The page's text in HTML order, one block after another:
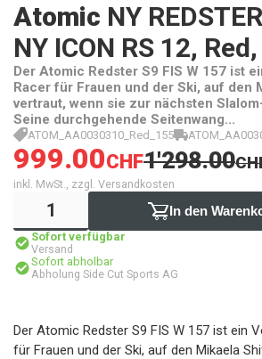
Atomic NY
NY ICON RS 12,
Der Atomic Redster S9 FIS W 157 ist
Racer für Frauen und der Ski, auf den
vertraut, wenn sie zur nächsten
Seine durchgehende Seitenwang...
ATOM_AA0030310_Red_155
999.00CHF1'298.00
inkl. MwSt., zzgl. Versandkosten
In den
Sofort verfügbar
Versand
Sofort abholbar
Abholung Side Cut Sports AG
Der Atomic Redster S9 FIS W 157 ist ein
für Frauen und der Ski, auf den Mikaela